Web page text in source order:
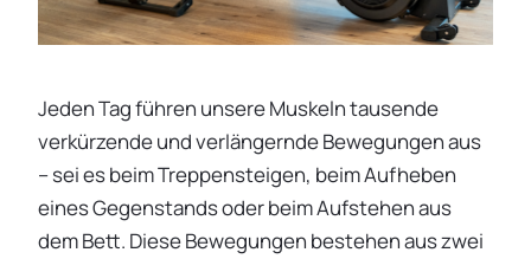
Jeden Tag führen unsere Muskeln tausende
verkürzende und verlängernde Bewegungen aus
– sei es beim Treppensteigen, beim Aufheben
eines Gegenstands oder beim Aufstehen aus
dem Bett. Diese Bewegungen bestehen aus zwei